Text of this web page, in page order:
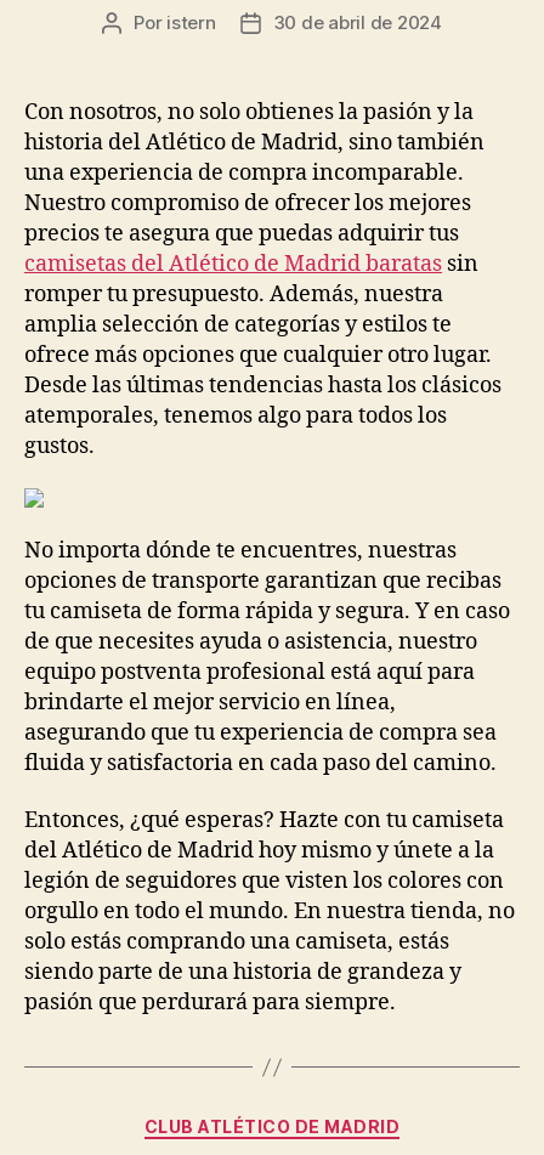
Autor
entrada
Por istern
Fecha
entrada
30 de abril de 2024
Con nosotros, no solo obtienes la pasión y la
historia del Atlético de Madrid, sino también
una experiencia de compra incomparable.
Nuestro compromiso de ofrecer los mejores
precios te asegura que puedas adquirir tus
camisetas del Atlético de Madrid baratas sin
romper tu presupuesto. Además, nuestra
amplia selección de categorías y estilos te
ofrece más opciones que cualquier otro lugar.
Desde las últimas tendencias hasta los clásicos
atemporales, tenemos algo para todos los
gustos.
No importa dónde te encuentres, nuestras
opciones de transporte garantizan que recibas
tu camiseta de forma rápida y segura. Y en caso
de que necesites ayuda o asistencia, nuestro
equipo postventa profesional está aquí para
brindarte el mejor servicio en línea,
asegurando que tu experiencia de compra sea
fluida y satisfactoria en cada paso del camino.
Entonces, ¿qué esperas? Hazte con tu camiseta
del Atlético de Madrid hoy mismo y únete a la
legión de seguidores que visten los colores con
orgullo en todo el mundo. En nuestra tienda, no
solo estás comprando una camiseta, estás
siendo parte de una historia de grandeza y
pasión que perdurará para siempre.
Categorías
CLUB ATLÉTICO DE MADRID